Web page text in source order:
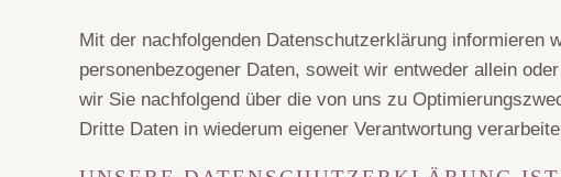
Mit der nachfolgenden Datenschutzerklärung informieren
personenbezogener Daten, soweit wir entweder allein
wir Sie nachfolgend über die von uns zu
Dritte Daten in wiederum eigener Verantwortung